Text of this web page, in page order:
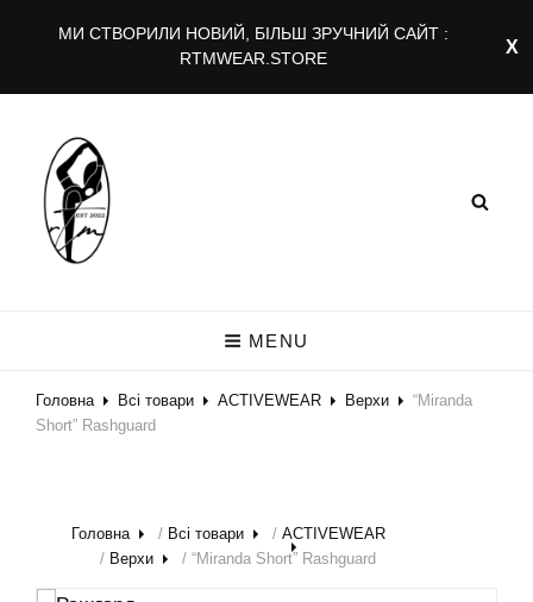
МИ СТВОРИЛИ НОВИЙ, БІЛЬШ ЗРУЧНИЙ САЙТ :
RTMWEAR.STORE
RTMWEAR.COM
Rtm
MENU
Головна Всі товари ACTIVEWEAR Верхи
“Miranda
Short” Rashguard
Головна / Всі товари / ACTIVEWEAR
/ Верхи / “Miranda Short” Rashguard